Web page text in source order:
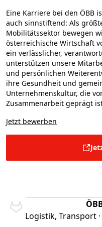
Eine Karriere bei den ÖBB
auch sinnstiftend: Als
Mobilitätssektor bewegen
österreichische Wirtschaft
ein verlässlicher,
unterstützen unsere
und persönlichen
ihre Gesundheit und
Unternehmenskultur, die
Zusammenarbeit geprägt
Jetzt bewerben
Logistik, Transport